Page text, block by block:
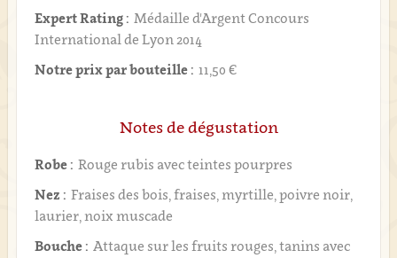
Expert Rating : Médaille d'Argent Concours
International de Lyon 2014
Notre prix par bouteille : 11,50 €
Notes de dégustation
Robe : Rouge rubis avec teintes pourpres
Nez : Fraises des bois, fraises, myrtille, poivre noir,
laurier, noix muscade
Bouche : Attaque sur les fruits rouges, tanins avec